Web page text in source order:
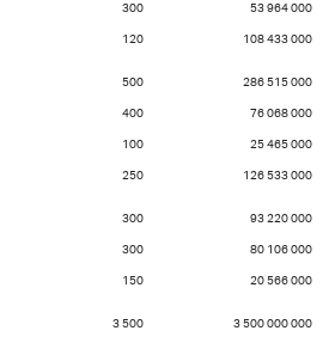
300 53 964 000
120 108 433 000
500 286 515 000
400 76 068 000
100 25 465 000
250 126 533 000
300 93 220 000
300 80 106 000
150 20 566 000
3 500 3 500 000 000